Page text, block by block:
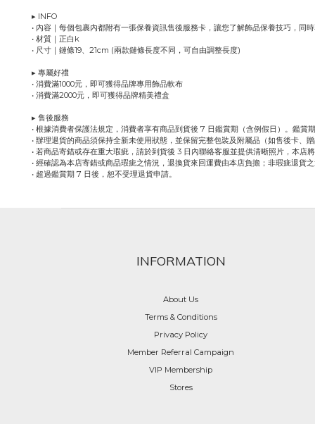
▸ INFO
• 內容｜每個包裹內都附有一張保養資訊售後服務卡，讓您了解飾品保養技巧，同
• 材質｜正白k
• 尺寸｜鏈條19、21cm (兩款鏈條長度不同，可自由調整長度)
▸ 專屬好禮
• 消費滿1000元，即可獲得品牌專用飾品軟布
• 消費滿2000元，即可獲得品牌精美禮盒
▸ 售後服務
• 根據消費者保護法規定，消費者享有商品到貨後 7 日鑑賞期（含例假日）。鑑賞
• 辦理退貨的商品須保持全新未使用狀態，並保留完整包裝及附屬品（如售後卡、
• 若商品寄錯或存在重大瑕疵，請於到貨後 3 日內聯絡客服並提供清晰照片，本店
• 經確認為本店寄錯或商品瑕疵之情況，退換貨來回運費由本店負擔；非瑕疵退貨
• 超過鑑賞期 7 日後，恕不受理退貨申請。
INFORMATION
About Us
Terms & Conditions
Privacy Policy
Member Referral Campaign
VIP Membership
Stores